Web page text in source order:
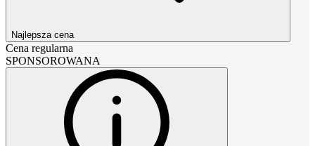
Najlepsza cena
Cena regularna
SPONSOROWANA